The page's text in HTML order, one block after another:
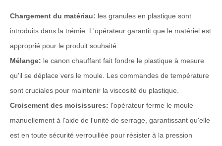
Chargement du matériau: les granules en plastique sont
introduits dans la trémie. L'opérateur garantit que le matériel est
approprié pour le produit souhaité.
Mélange: le canon chauffant fait fondre le plastique à mesure
qu'il se déplace vers le moule. Les commandes de température
sont cruciales pour maintenir la viscosité du plastique.
Croisement des moisissures: l'opérateur ferme le moule
manuellement à l'aide de l'unité de serrage, garantissant qu'elle
est en toute sécurité verrouillée pour résister à la pression